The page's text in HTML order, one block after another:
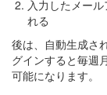
入力したメー
れる
後は、自動生成さ
グインすると毎週
可能になります。